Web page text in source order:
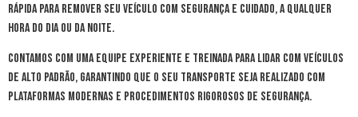
rápida para remover seu veículo com segurança e cuidado, a qualquer
hora do dia ou da noite.
Contamos com uma equipe experiente e treinada para lidar com veículos
de alto padrão, garantindo que o seu transporte seja realizado com
plataformas modernas e procedimentos rigorosos de segurança.